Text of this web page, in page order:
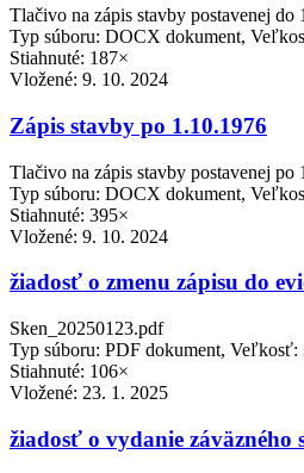
Tlačivo na zápis stavby postavenej do
Typ súboru: DOCX dokument,
Stiahnuté: 187×
Vložené: 9. 10. 2024
Zápis stavby po 1.10.1976
Tlačivo na zápis stavby postavenej po
Typ súboru: DOCX dokument,
Stiahnuté: 395×
Vložené: 9. 10. 2024
žiadosť o zmenu zápisu do
Sken_20250123.pdf
Typ súboru: PDF dokument, Veľkosť:
Stiahnuté: 106×
Vložené: 23. 1. 2025
žiadosť o vydanie záväzného